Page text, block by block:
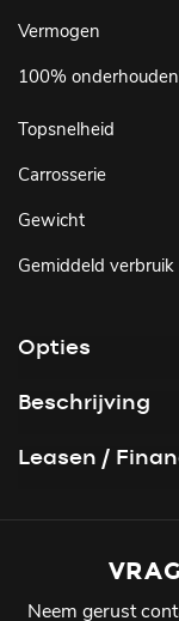
Vermogen
100%
Topsnelheid
Carrosserie
Gewicht
Gemiddeld verbruik
Opties
Beschrijving
Leasen /
Neem gerust